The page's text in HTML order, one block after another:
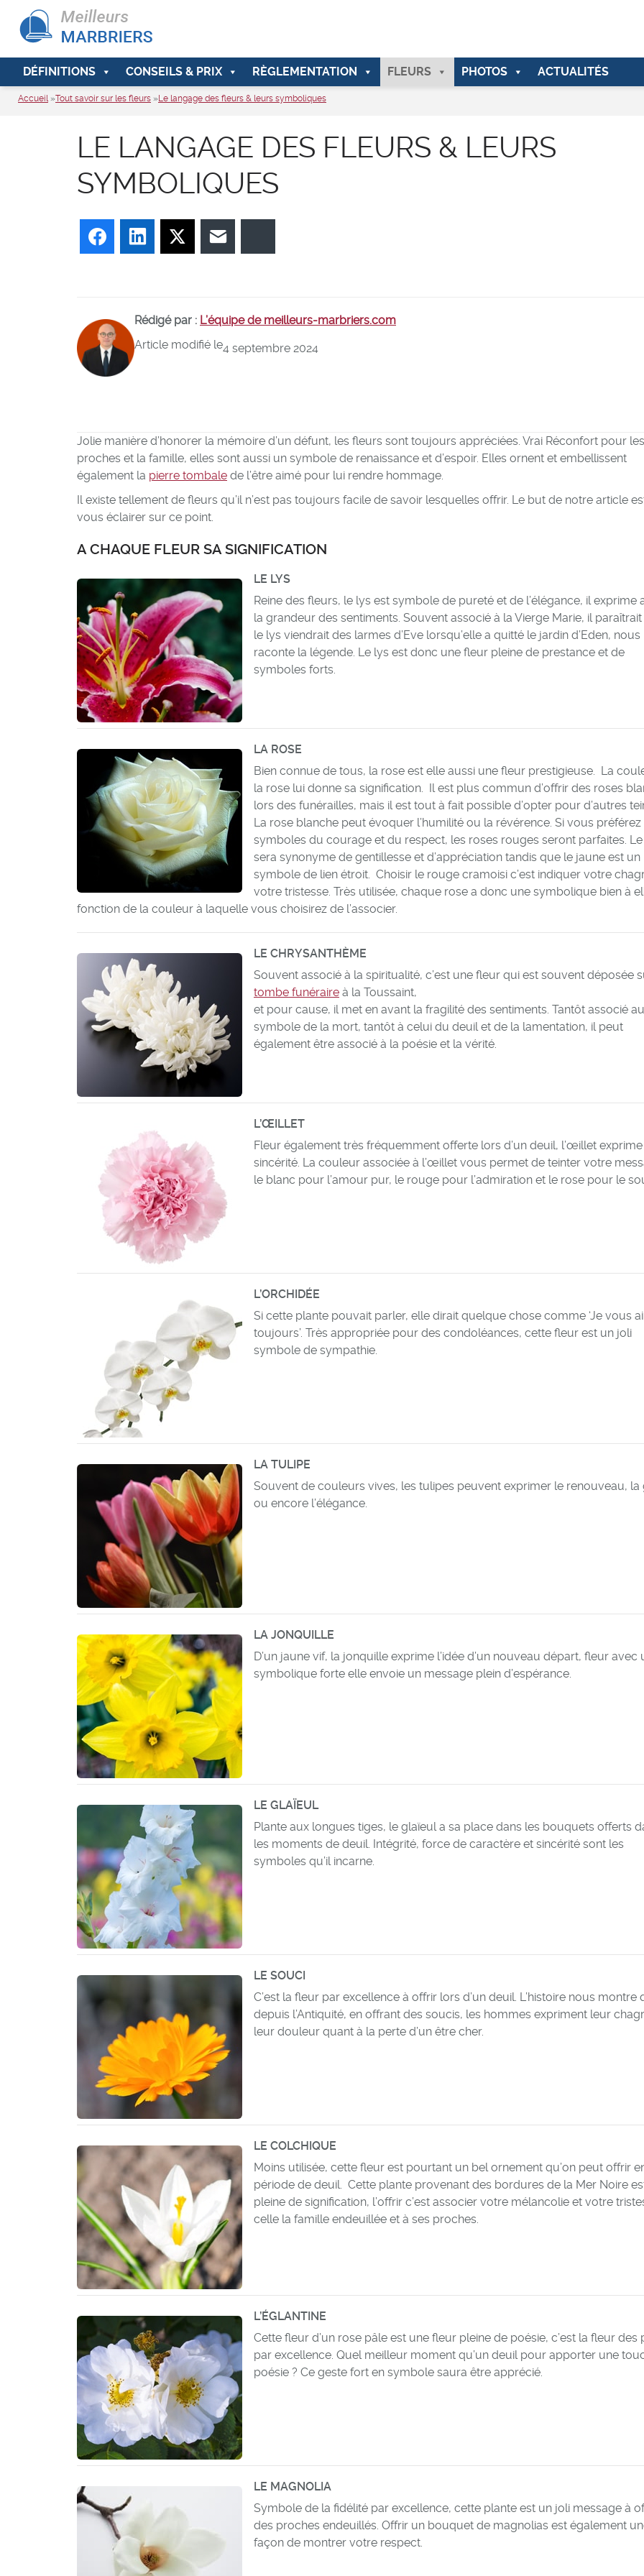
DÉFINITIONS CONSEILS & PRIX RÈGLEMENTATION FLEURS PHOTOS ACTUALITÉS
Accueil»Tout savoir sur les fleurs »Le langage des fleurs & leurs symboliques
LE LANGAGE DES FLEURS & LEURS
SYMBOLIQUES
FacebookLinkedIn Twitter
Rédigé par : L’équipe de meilleurs-marbriers.com
Article modifié le4 septembre 2024
Jolie manière d’honorer la mémoire d’un défunt, les fleurs sont toujours appréciées. Vrai Réconfort pour les
proches et la famille, elles sont aussi un symbole de renaissance et d’espoir. Elles ornent et embellissent
également la pierre tombale de l’être aimé pour lui rendre hommage.
Il existe tellement de fleurs qu’il n’est pas toujours facile de savoir lesquelles offrir. Le but de notre article
vous éclairer sur ce point.
A CHAQUE FLEUR SA SIGNIFICATION
LE LYS
Reine des fleurs, le lys est symbole de pureté et de l’élégance, il exprime
la grandeur des sentiments. Souvent associé à la Vierge Marie, il
le lys viendrait des larmes d’Eve lorsqu’elle a quitté le jardin d’Eden, nous
raconte la légende. Le lys est donc une fleur pleine de prestance et de
symboles forts.
LA ROSE
Bien connue de tous, la rose est elle aussi une fleur prestigieuse. La
la rose lui donne sa signification. Il est plus commun d’offrir des roses
lors des funérailles, mais il est tout à fait possible d’opter pour d’autres
La rose blanche peut évoquer l’humilité ou la révérence. Si vous préférez
symboles du courage et du respect, les roses rouges seront parfaites.
sera synonyme de gentillesse et d’appréciation tandis que le jaune est un
symbole de lien étroit. Choisir le rouge cramoisi c’est indiquer votre
votre tristesse. Très utilisée, chaque rose a donc une symbolique bien à
fonction de la couleur à laquelle vous choisirez de l’associer.
LE CHRYSANTHÈME
Souvent associé à la spiritualité, c’est une fleur qui est souvent déposée
tombe funéraire à la Toussaint,
et pour cause, il met en avant la fragilité des sentiments. Tantôt associé au
symbole de la mort, tantôt à celui du deuil et de la lamentation, il peut
également être associé à la poésie et la vérité.
L’ŒILLET
Fleur également très fréquemment offerte lors d’un deuil, l’œillet exprime
sincérité. La couleur associée à l’œillet vous permet de teinter votre
le blanc pour l’amour pur, le rouge pour l’admiration et le rose pour le
L’ORCHIDÉE
Si cette plante pouvait parler, elle dirait quelque chose comme ‘Je vous
toujours’. Très appropriée pour des condoléances, cette fleur est un joli
symbole de sympathie.
LA TULIPE
Souvent de couleurs vives, les tulipes peuvent exprimer le renouveau, la
ou encore l’élégance.
LA JONQUILLE
D’un jaune vif, la jonquille exprime l’idée d’un nouveau départ, fleur avec
symbolique forte elle envoie un message plein d’espérance.
LE GLAÏEUL
Plante aux longues tiges, le glaïeul a sa place dans les bouquets offerts
les moments de deuil. Intégrité, force de caractère et sincérité sont les
symboles qu’il incarne.
LE SOUCI
C’est la fleur par excellence à offrir lors d’un deuil. L’histoire nous montre
depuis l’Antiquité, en offrant des soucis, les hommes expriment leur
leur douleur quant à la perte d’un être cher.
LE COLCHIQUE
Moins utilisée, cette fleur est pourtant un bel ornement qu’on peut offrir
période de deuil. Cette plante provenant des bordures de la Mer Noire
pleine de signification, l’offrir c’est associer votre mélancolie et votre
celle la famille endeuillée et à ses proches.
L’ÉGLANTINE
Cette fleur d’un rose pâle est une fleur pleine de poésie, c’est la fleur des
par excellence. Quel meilleur moment qu’un deuil pour apporter une
poésie ? Ce geste fort en symbole saura être apprécié.
LE MAGNOLIA
Symbole de la fidélité par excellence, cette plante est un joli message à
des proches endeuillés. Offrir un bouquet de magnolias est également
façon de montrer votre respect.